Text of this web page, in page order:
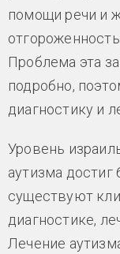
помощи речи и
Проблема эта
подробно,
диагностику и
Уровень
аутизма
существуют
диагностике,
Лечение